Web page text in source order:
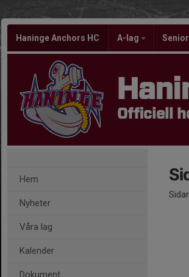
Haninge Anchors HC A-lag
Officiell
Hem
Nyheter
Våra lag
Kalender
Dokument